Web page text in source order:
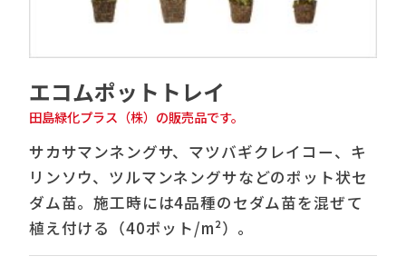
エコムポットトレイ
田島緑化プラス（株）の販売品です。
サカサマンネングサ、マツバギクレイコー、キ
リンソウ、ツルマンネングサなどのポット状セ
ダム苗。施工時には4品種のセダム苗を混ぜて
植え付ける（40ポット/m²）。